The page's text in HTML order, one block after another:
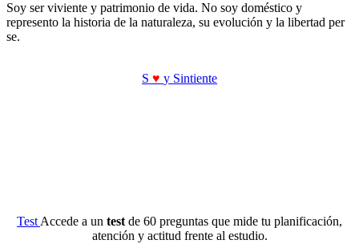
Soy ser viviente y patrimonio de vida. No soy doméstico y
represento la historia de la naturaleza, su evolución y la libertad per
se.
S ♥ y Sintiente
Test Accede a un test de 60 preguntas que mide tu planificación,
atención y actitud frente al estudio.